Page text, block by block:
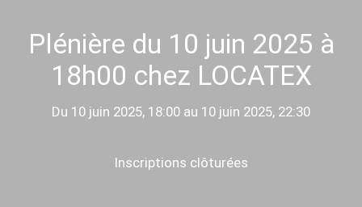
Plénière du 10 juin 2025 à
18h00 chez LOCATEX
Du 10 juin 2025, 18:00 au 10 juin 2025, 22:30
Inscriptions clôturées